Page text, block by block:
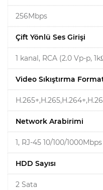
256Mbps
Çift Yönlü Ses Girişi
1 kanal, RCA (2.0 Vp-p,
Video Sıkıştırma
Network Arabirimi
1, RJ-45 10/100/
HDD Sayısı
2 Sata